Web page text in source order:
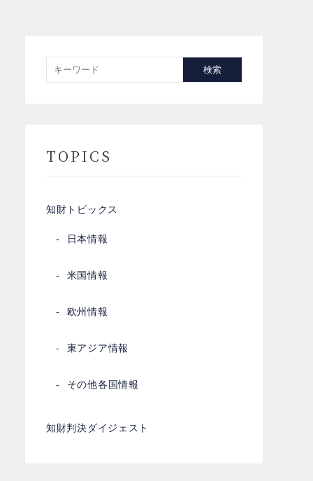
検索
TOPICS
知財トピックス
日本情報
米国情報
欧州情報
東アジア情報
その他各国情報
知財判決ダイジェスト